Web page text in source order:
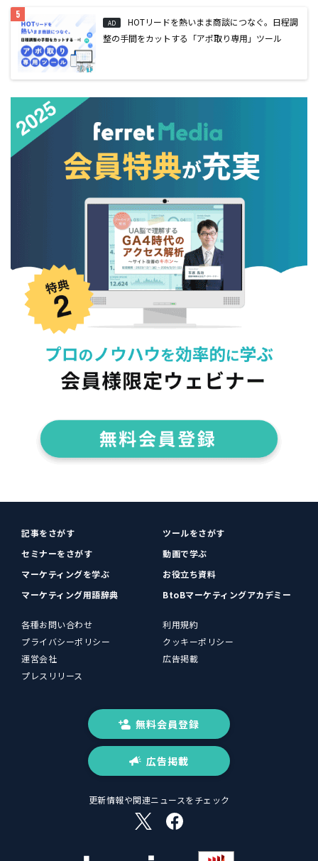
AD
HOTリードを熱いまま商談につなぐ。日程調
整の手間をカットする「アポ取り専用」ツール
記事をさがす
ツールをさがす
セミナーをさがす
動画で学ぶ
マーケティングを学ぶ
お役立ち資料
マーケティング用語辞典
BtoBマーケティングアカデミー
各種お問い合わせ
利用規約
プライバシーポリシー
クッキーポリシー
運営会社
広告掲載
プレスリリース
無料会員登録
広告掲載
更新情報や関連ニュースをチェック